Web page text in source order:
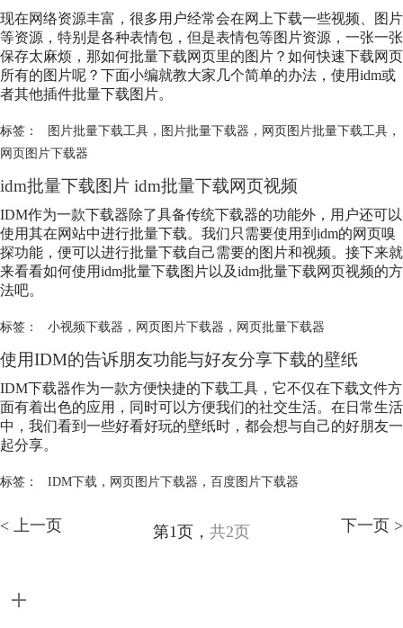
现在网络资源丰富，很多用户经常会在网上下载一些视频、图片
等资源，特别是各种表情包，但是表情包等图片资源，一张一张
保存太麻烦，那如何批量下载网页里的图片？如何快速下载网页
所有的图片呢？下面小编就教大家几个简单的办法，使用idm或
者其他插件批量下载图片。
标签： 图片批量下载工具， 图片批量下载器 ， 网页图片批量下载工具，
网页图片下载器
idm批量下载图片 idm批量下载网页视频
IDM作为一款下载器除了具备传统下载器的功能外，用户还可以
使用其在网站中进行批量下载。我们只需要使用到idm的网页嗅
探功能，便可以进行批量下载自己需要的图片和视频。接下来就
来看看如何使用idm批量下载图片以及idm批量下载网页视频的方
法吧。
标签： 小视频下载器 ， 网页图片下载器 ， 网页批量下载器
使用IDM的告诉朋友功能与好友分享下载的壁纸
IDM下载器作为一款方便快捷的下载工具，它不仅在下载文件方
面有着出色的应用，同时可以方便我们的社交生活。在日常生活
中，我们看到一些好看好玩的壁纸时，都会想与自己的好朋友一
起分享。
标签： IDM下载 ， 网页图片下载器 ， 百度图片下载器
< 上一页 第1页， 共2页 下一页 >